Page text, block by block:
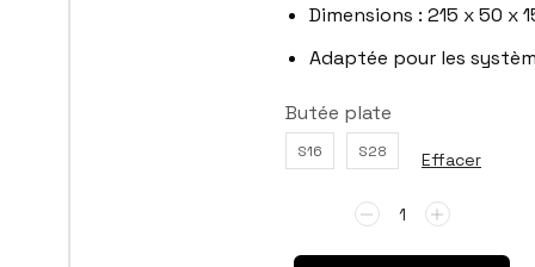
Dimensions : 215 x 50 x
Adaptée pour les
Butée plate
S16 S28 Effacer